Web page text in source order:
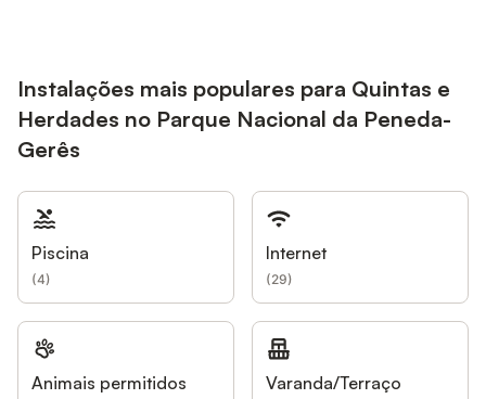
Instalações mais populares para Quintas e
Herdades no Parque Nacional da Peneda-
Gerês
Piscina
(4)
Internet
(29)
Animais permitidos Varanda/Terraço